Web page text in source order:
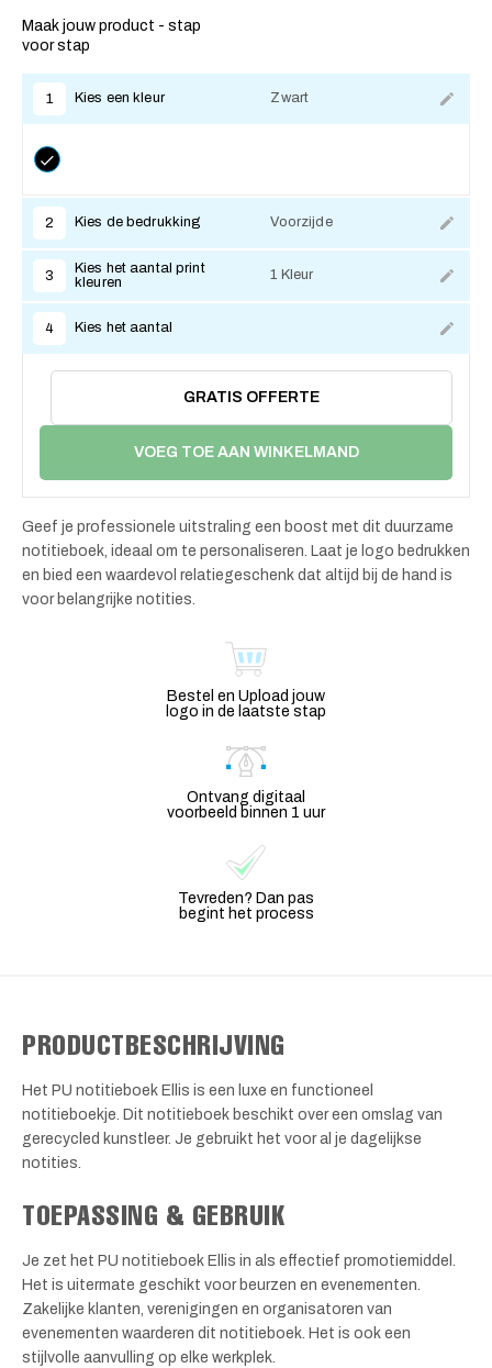
Maak jouw product - stap
voor stap
1 Kies een kleur Zwart
2 Kies de bedrukking Voorzijde
3
Kies het aantal print
kleuren
1 Kleur
4 Kies het aantal
GRATIS OFFERTE
VOEG TOE AAN WINKELMAND
Geef je professionele uitstraling een boost met dit duurzame
notitieboek, ideaal om te personaliseren. Laat je logo bedrukken
en bied een waardevol relatiegeschenk dat altijd bij de hand is
voor belangrijke notities.
Bestel en Upload jouw
logo in de laatste stap
Ontvang digitaal
voorbeeld binnen 1 uur
Tevreden? Dan pas
begint het process
PRODUCTBESCHRIJVING
Het PU notitieboek Ellis is een luxe en functioneel
notitieboekje. Dit notitieboek beschikt over een omslag van
gerecycled kunstleer. Je gebruikt het voor al je dagelijkse
notities.
TOEPASSING & GEBRUIK
Je zet het PU notitieboek Ellis in als effectief promotiemiddel.
Het is uitermate geschikt voor beurzen en evenementen.
Zakelijke klanten, verenigingen en organisatoren van
evenementen waarderen dit notitieboek. Het is ook een
stijlvolle aanvulling op elke werkplek.